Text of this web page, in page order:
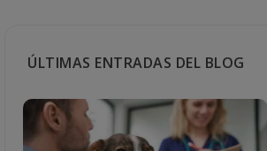
ÚLTIMAS ENTRADAS DEL BLOG